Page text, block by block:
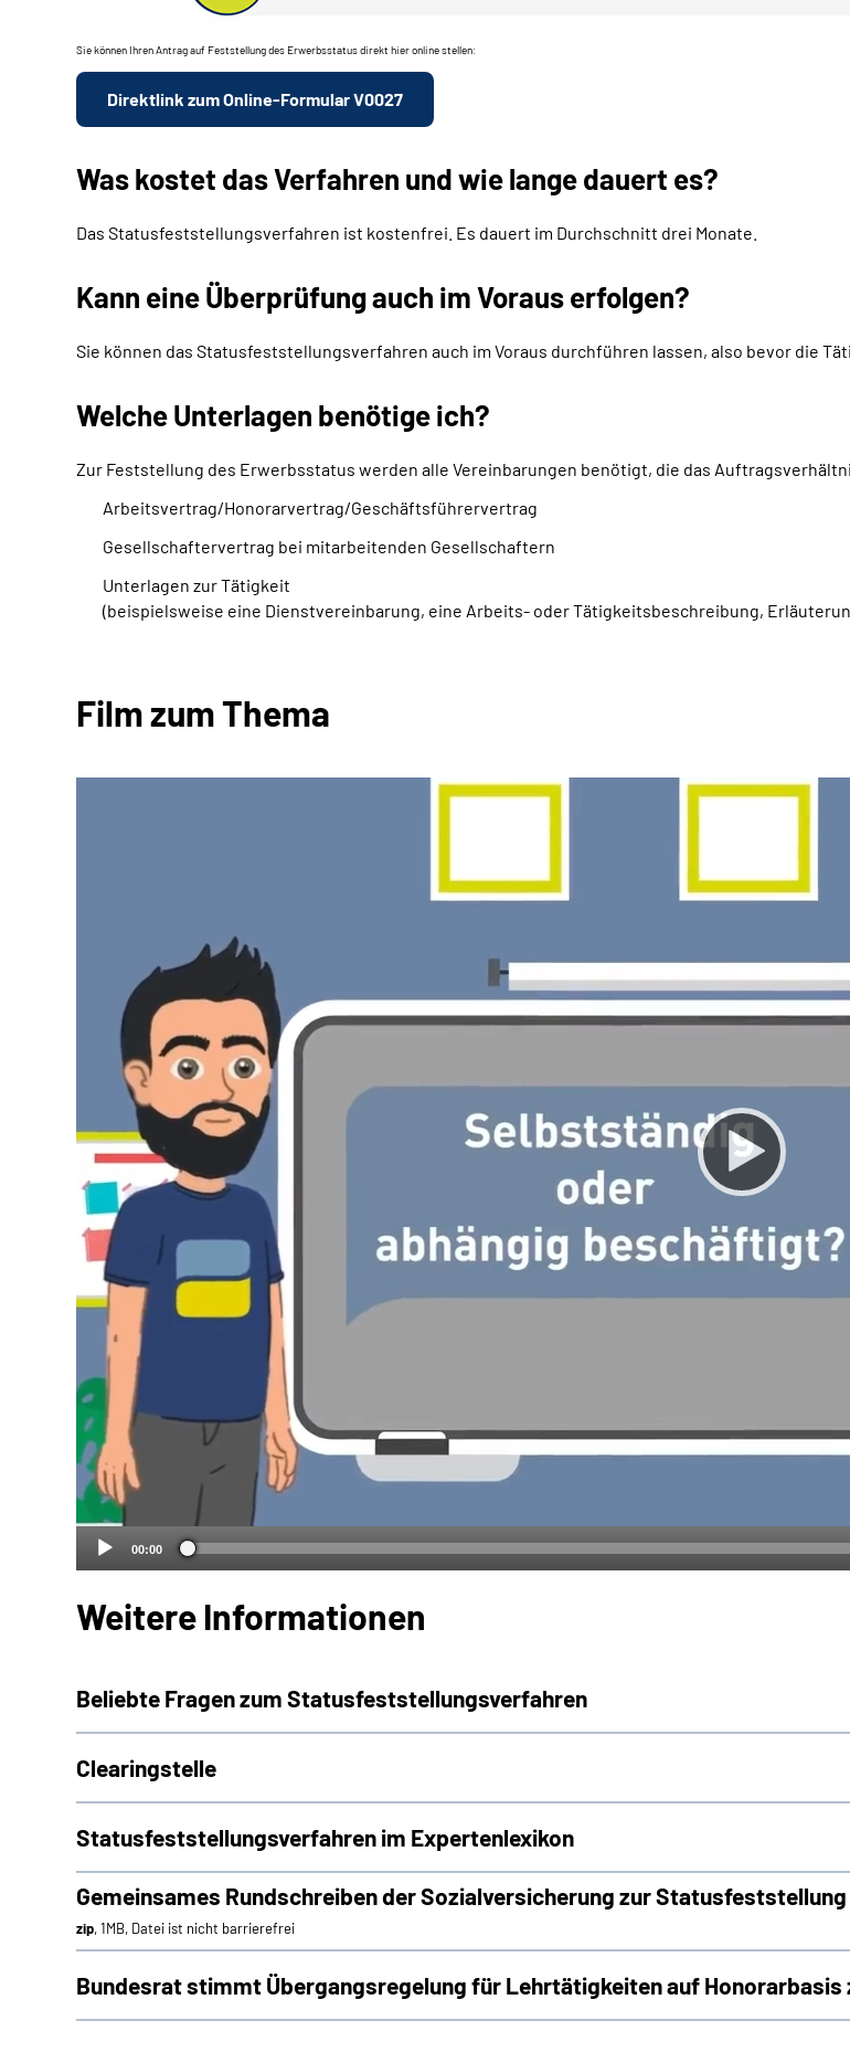
Sie können Ihren Antrag auf Feststellung des Erwerbsstatus direkt hier online stellen:
Direktlink zum Online-Formular V0027
Was kostet das Verfahren und wie lange dauert es?
Das Statusfeststellungsverfahren ist kostenfrei. Es dauert im Durchschnitt drei Monate.
Kann eine Überprüfung auch im Voraus erfolgen?
Sie können das Statusfeststellungsverfahren auch im Voraus durchführen lassen, also bevor die
Welche Unterlagen benötige ich?
Zur Feststellung des Erwerbsstatus werden alle Vereinbarungen benötigt, die das
Arbeitsvertrag/Honorarvertrag/Geschäftsführervertrag
Gesellschaftervertrag bei mitarbeitenden Gesellschaftern
Unterlagen zur Tätigkeit
(beispielsweise eine Dienstvereinbarung, eine Arbeits- oder Tätigkeitsbeschreibung,
Film zum Thema
00:00
Weitere Informationen
Beliebte Fragen zum Statusfeststellungsverfahren
Clearingstelle
Statusfeststellungsverfahren im Expertenlexikon
Gemeinsames Rundschreiben der Sozialversicherung zur
zip, 1MB, Datei ist nicht barrierefrei
Bundesrat stimmt Übergangsregelung für Lehrtätigkeiten auf Honorarbasis